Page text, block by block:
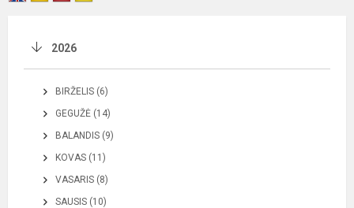
2026
BIRŽELIS (6)
GEGUŽĖ (14)
BALANDIS (9)
KOVAS (11)
VASARIS (8)
SAUSIS (10)